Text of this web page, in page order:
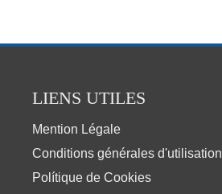
LIENS UTILES
Mention Légale
Conditions générales d'utilisation
Polítique de Cookies